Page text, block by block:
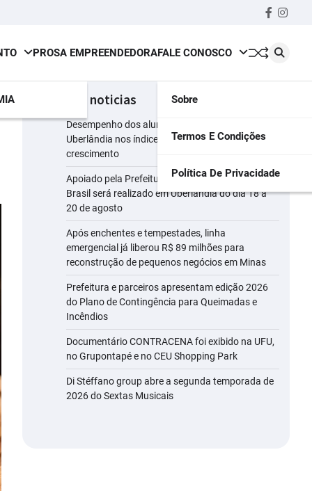
PROSA EMPREENDEDORAFALE CONOSCO
Sobre
Termos E Condições
Política De Privacidade
últimas noticias
Desempenho dos alunos da rede municipal de
Uberlândia nos índices do Ideb registra
crescimento
Apoiado pela Prefeitura, maior evento leiteiro do
Brasil será realizado em Uberlândia do dia 18 a
20 de agosto
Após enchentes e tempestades, linha
emergencial já liberou R$ 89 milhões para
reconstrução de pequenos negócios em Minas
Prefeitura e parceiros apresentam edição 2026
do Plano de Contingência para Queimadas e
Incêndios
Documentário CONTRACENA foi exibido na UFU,
no Grupontapé e no CEU Shopping Park
Di Stéffano group abre a segunda temporada de
2026 do Sextas Musicais